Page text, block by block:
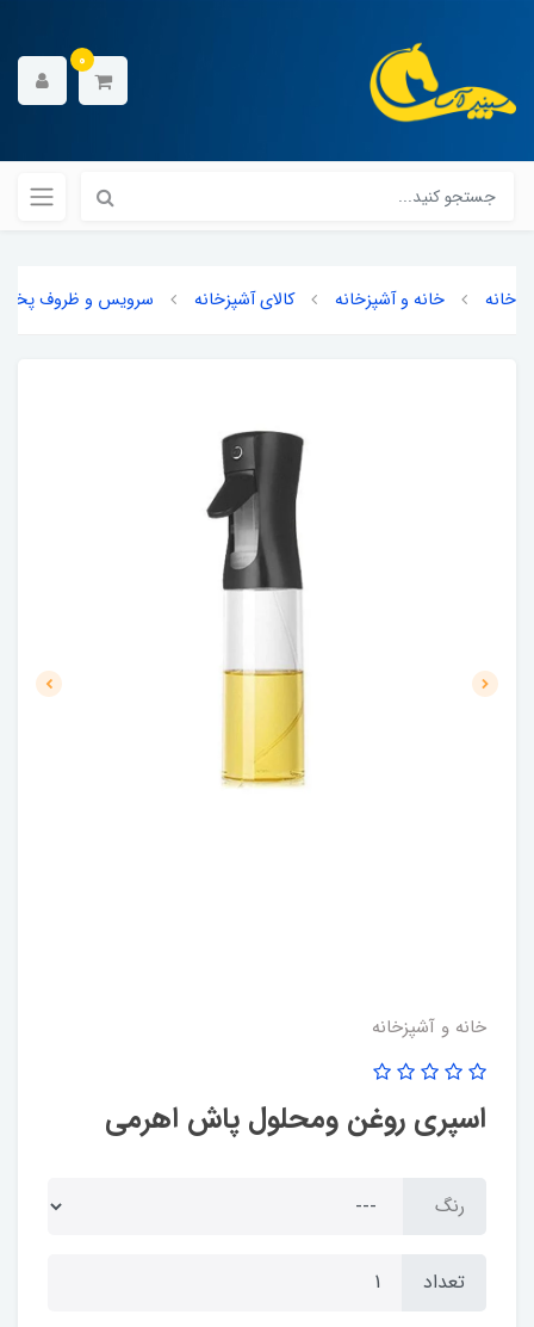
0
خانه خانه و آشپزخانه کالای آشپزخانه سرویس و ظروف پخت
خانه و آشپزخانه
اسپری روغن ومحلول پاش اهرمی
رنگ
تعداد